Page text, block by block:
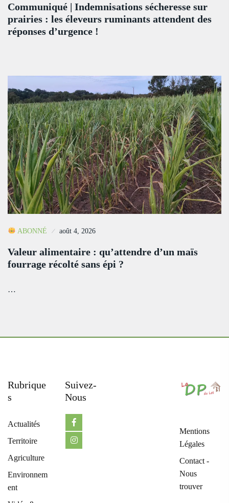
Communiqué | Indemnisations sécheresse sur
prairies : les éleveurs ruminants attendent des
réponses d’urgence !
ABONNÉ août 4, 2026
Valeur alimentaire : qu’attendre d’un maïs
fourrage récolté sans épi ?
…
Rubrique
S
Actualités
Territoire
Agriculture
Environnem
ent
Suivez-
Nous
Mentions
Légales
Contact -
Nous
trouver